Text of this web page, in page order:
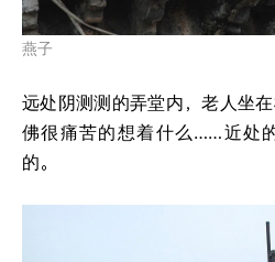
燕子
远处阴测测的弄堂内，老人坐
佛很痛苦的想着什么……近处
的。